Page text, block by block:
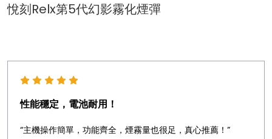
悅刻Relx第5代幻影霧化煙彈
性能穩定，電池耐用！
“主機操作簡單，功能齊全，煙霧量也很足，真心推薦！”